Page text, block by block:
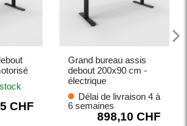
CHF
Grand bureau assis
debout 200x90 cm -
électrique
Délai de livraison 4 à
6 semaines
898,10 CHF